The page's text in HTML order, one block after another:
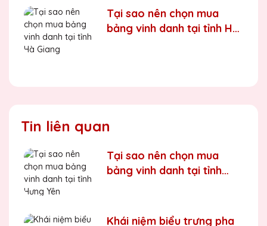
Tại sao nên chọn mua
bảng vinh danh tại tỉnh Hà
Tin liên quan
Tại sao nên chọn mua
bảng vinh danh tại tỉnh
Khái niệm biểu trưng pha